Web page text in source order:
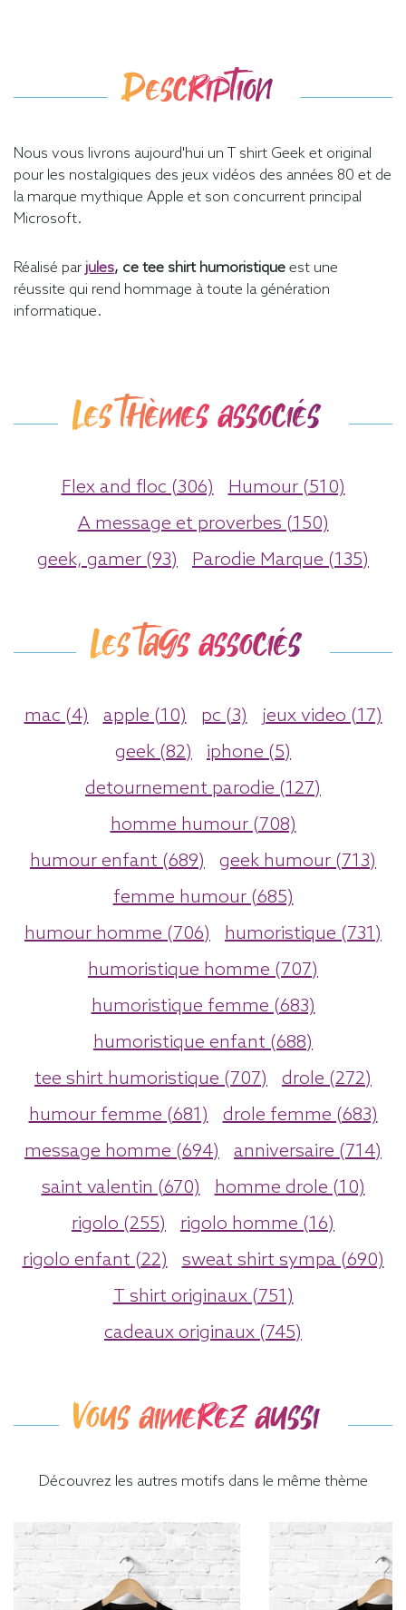
Description
Nous vous livrons aujourd'hui un T shirt Geek et original
pour les nostalgiques des jeux vidéos des années 80 et de
la marque mythique Apple et son concurrent principal
Microsoft.
Réalisé par jules, ce tee shirt humoristique est une
réussite qui rend hommage à toute la génération
informatique.
Les thèmes associés
Flex and floc (306)
Humour (510)
A message et proverbes (150)
geek, gamer (93)
Parodie Marque (135)
Les tags associés
mac (4) apple (10) pc (3)
jeux video (17)
geek (82)
iphone (5)
detournement parodie (127)
homme humour (708)
humour enfant (689)
geek humour (713)
femme humour (685)
humour homme (706)
humoristique (731)
humoristique homme (707)
humoristique femme (683)
humoristique enfant (688)
tee shirt humoristique (707)
drole (272)
humour femme (681)
drole femme (683)
message homme (694)
anniversaire (714)
saint valentin (670)
homme drole (10)
rigolo (255)
rigolo homme (16)
rigolo enfant (22)
sweat shirt sympa (690)
T shirt originaux (751)
cadeaux originaux (745)
Vous aimerez aussi
Découvrez les autres motifs dans le même thème